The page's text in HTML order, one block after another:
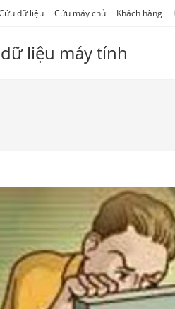
dữ liệu Cứu máy chủ Khách hàng
liệu máy tính